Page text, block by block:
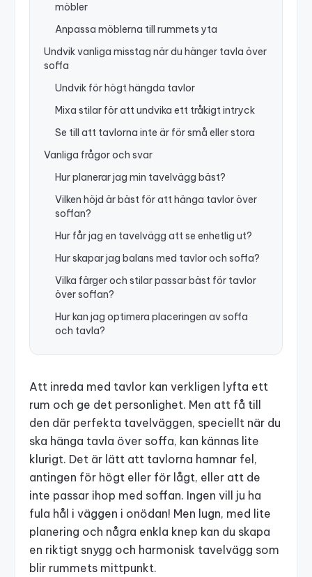
möbler
Anpassa möblerna till rummets yta
Undvik vanliga misstag när du hänger tavla över
soffa
Undvik för högt hängda tavlor
Mixa stilar för att undvika ett tråkigt intryck
Se till att tavlorna inte är för små eller stora
Vanliga frågor och svar
Hur planerar jag min tavelvägg bäst?
Vilken höjd är bäst för att hänga tavlor över
soffan?
Hur får jag en tavelvägg att se enhetlig ut?
Hur skapar jag balans med tavlor och soffa?
Vilka färger och stilar passar bäst för tavlor
över soffan?
Hur kan jag optimera placeringen av soffa
och tavla?
Att inreda med tavlor kan verkligen lyfta ett
rum och ge det personlighet. Men att få till
den där perfekta tavelväggen, speciellt när du
ska hänga tavla över soffa, kan kännas lite
klurigt. Det är lätt att tavlorna hamnar fel,
antingen för högt eller för lågt, eller att de
inte passar ihop med soffan. Ingen vill ju ha
fula hål i väggen i onödan! Men lugn, med lite
planering och några enkla knep kan du skapa
en riktigt snygg och harmonisk tavelvägg som
blir rummets mittpunkt.